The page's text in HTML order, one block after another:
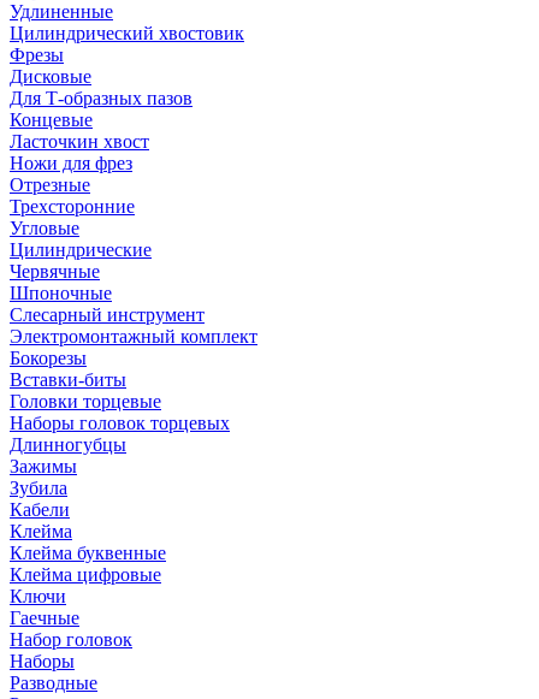
Удлиненные
Цилиндрический хвостовик
Фрезы
Дисковые
Для Т-образных пазов
Концевые
Ласточкин хвост
Ножи для фрез
Отрезные
Трехсторонние
Угловые
Цилиндрические
Червячные
Шпоночные
Слесарный инструмент
Электромонтажный комплект
Бокорезы
Вставки-биты
Головки торцевые
Наборы головок торцевых
Длинногубцы
Зажимы
Зубила
Кабели
Клейма
Клейма буквенные
Клейма цифровые
Ключи
Гаечные
Набор головок
Наборы
Разводные